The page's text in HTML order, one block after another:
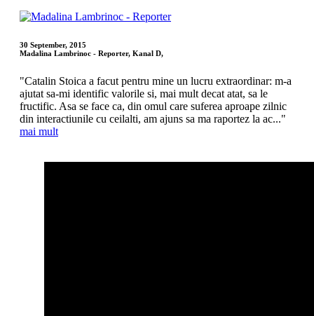
30 September, 2015
Madalina Lambrinoc - Reporter, Kanal D,
"Catalin Stoica a facut pentru mine un lucru extraordinar: m-a
ajutat sa-mi identific valorile si, mai mult decat atat, sa le
fructific. Asa se face ca, din omul care suferea aproape zilnic
din interactiunile cu ceilalti, am ajuns sa ma raportez la ac..."
mai mult